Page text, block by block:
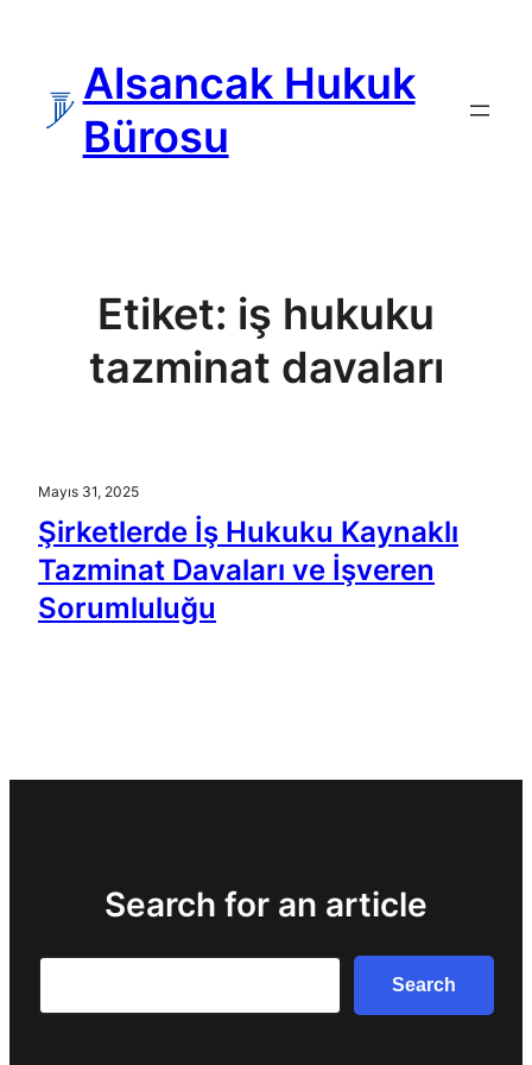
Alsancak Hukuk
Bürosu
Etiket: iş hukuku
tazminat davaları
Mayıs 31, 2025
Şirketlerde İş Hukuku Kaynaklı
Tazminat Davaları ve İşveren
Sorumluluğu
Search for an article
Search